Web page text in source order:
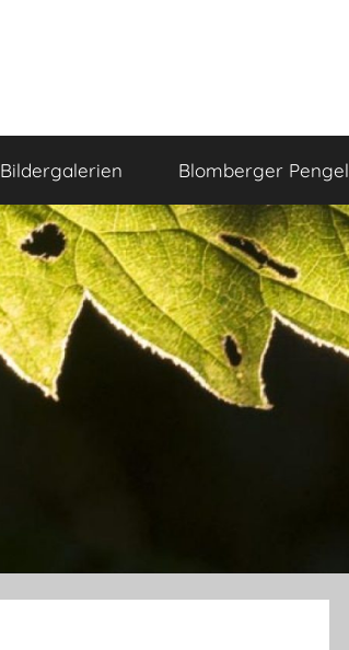
Bildergalerien Blomberger Pengel